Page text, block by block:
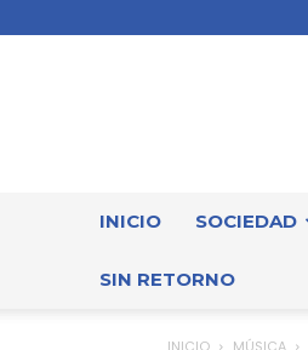
INICIO SOCIEDAD
SIN RETORNO